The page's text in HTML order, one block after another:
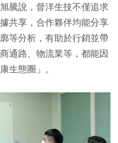
騰說，督洋生技不僅追求
共享，合作夥伴均能分享
等分析，有助於行銷並帶
通路、物流業等，都能因
生態圈」。